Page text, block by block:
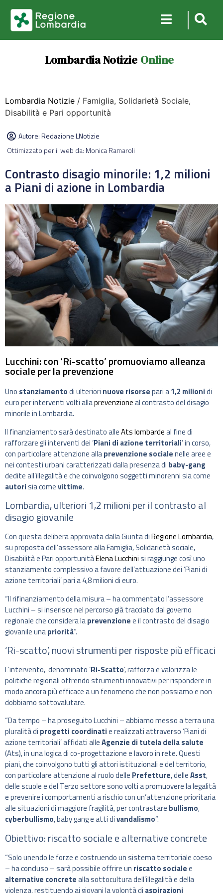
Lombardia Notizie Online
Lombardia Notizie / Famiglia, Solidarietà Sociale,
Disabilità e Pari opportunità
Autore:Redazione LNotizie
Ottimizzato per il web da: Monica Ramaroli
Contrasto disagio minorile: 1,2 milioni
a Piani di azione in Lombardia
Lucchini: con ‘Ri-scatto’ promuoviamo alleanza
sociale per la prevenzione
Uno stanziamentodi ulteriori nuove risorsepari a1,2 milionidi
euro per interventi volti allaprevenzioneal contrasto del disagio
minorile in Lombardia.
Il finanziamento sarà destinato alleAts lombardeal fine di
rafforzare gli interventi dei ‘Piani di azione territoriali’ in corso,
con particolare attenzione allaprevenzione socialenelle aree e
nei contesti urbani caratterizzati dalla presenza di baby-gang
dedite all’illegalità e che coinvolgono soggetti minorenni sia come
autorisia comevittime.
Lombardia, ulteriori 1,2 milioni per il contrasto al
disagio giovanile
Con questa delibera approvata dalla Giunta diRegione Lombardia,
su proposta dell’assessore alla Famiglia, Solidarietà sociale,
Disabilità e Pari opportunitàElena Lucchinisi raggiunge così uno
stanziamento complessivo a favore dell’attuazione dei ‘Piani di
azione territoriali’ pari a 4,8 milioni di euro.
“Il rifinanziamento della misura – ha commentato l’assessore
Lucchini – si inserisce nel percorso già tracciato dal governo
regionale che considera laprevenzionee il contrasto del disagio
giovanile unapriorità“.
‘Ri-scatto’, nuovi strumenti per risposte più efficaci
L’intervento, denominato ‘Ri-Scatto’, rafforza e valorizza le
politiche regionali offrendo strumenti innovativi per rispondere in
modo ancora più efficace a un fenomeno che non possiamo e non
dobbiamo sottovalutare.
“Da tempo – ha proseguito Lucchini – abbiamo messo a terra una
pluralità di progetti coordinatie realizzati attraverso ‘Piani di
azione territoriali’ affidati alleAgenzie di tutela della salute
(Ats), in una logica di co-progettazione e lavoro in rete. Questi
piani, che coinvolgono tutti gli attori istituzionali e del territorio,
con particolare attenzione al ruolo delle Prefetture, delleAsst,
delle scuole e del Terzo settore sono volti a promuovere la legalità
e prevenire i comportamenti a rischio con un’attenzione prioritaria
alle situazioni di maggiore fragilità, per contrastare bullismo,
cyberbullismo, baby gang e atti divandalismo“.
Obiettivo: riscatto sociale e alternative concrete
“Solo unendo le forze e costruendo un sistema territoriale coeso
– ha concluso – sarà possibile offrire un riscatto socialee
alternative concretealla sottocultura dell’illegalità e della
violenza, restituendo ai giovani la volontà di aspirazioni